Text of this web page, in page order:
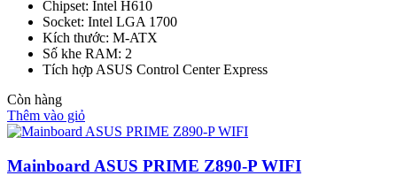
Chipset: Intel H610
Socket: Intel LGA 1700
Kích thước: M-ATX
Số khe RAM: 2
Tích hợp ASUS Control Center Express
Còn hàng
Thêm vào giỏ
Mainboard ASUS PRIME Z890-P WIFI